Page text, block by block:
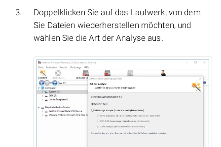
Doppelklicken Sie auf das Laufwerk, von dem
Sie Dateien wiederherstellen möchten, und
wählen Sie die Art der Analyse aus.